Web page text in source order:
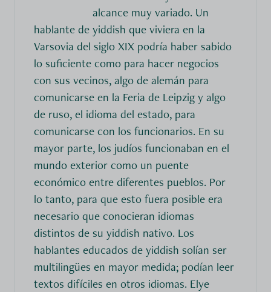
alcance muy variado. Un
hablante de yiddish que viviera en la
Varsovia del siglo XIX podría haber sabido
lo suficiente como para hacer negocios
con sus vecinos, algo de alemán para
comunicarse en la Feria de Leipzig y algo
de ruso, el idioma del estado, para
comunicarse con los funcionarios. En su
mayor parte, los judíos funcionaban en el
mundo exterior como un puente
económico entre diferentes pueblos. Por
lo tanto, para que esto fuera posible era
necesario que conocieran idiomas
distintos de su yiddish nativo. Los
hablantes educados de yiddish solían ser
multilingües en mayor medida; podían leer
textos difíciles en otros idiomas. Elye